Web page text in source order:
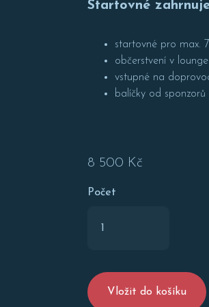
Startovné
startovné pro max.
občerstvení v
vstupné na
balíčky od sponzorů
8 500 Kč
Počet